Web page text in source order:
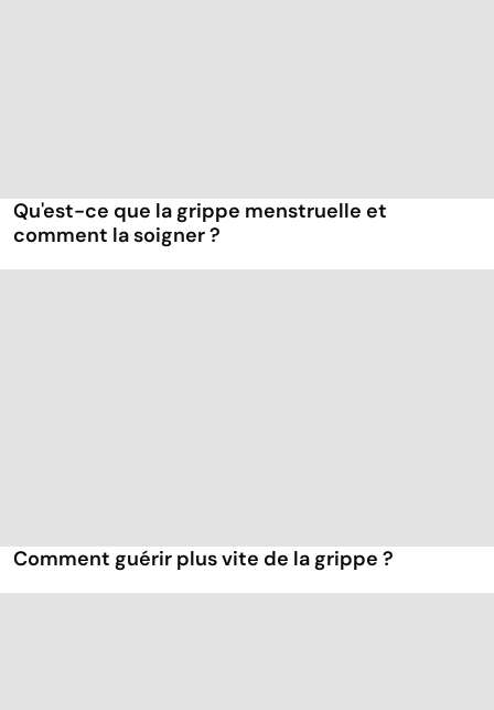
Qu'est-ce que la grippe menstruelle et
comment la soigner ?
Comment guérir plus vite de la grippe ?